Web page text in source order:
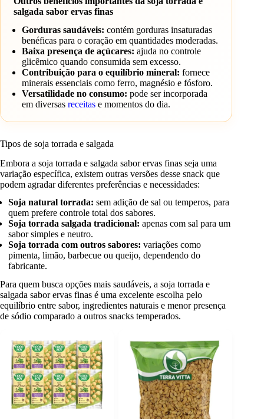
salgada sabor ervas finas
Gorduras saudáveis: contém gorduras insaturadas
benéficas para o coração em quantidades moderadas.
Baixa presença de açúcares: ajuda no controle
glicêmico quando consumida sem excesso.
Contribuição para o equilíbrio mineral: fornece
minerais essenciais como ferro, magnésio e fósforo.
Versatilidade no consumo: pode ser incorporada
em diversasreceitas e momentos do dia.
Tipos de soja torrada e salgada
Embora a soja torrada e salgada sabor ervas finas seja uma
variação específica, existem outras versões desse snack que
podem agradar diferentes preferências e necessidades:
Soja natural torrada: sem adição de sal ou temperos, para
quem prefere controle total dos sabores.
Soja torrada salgada tradicional: apenas com sal para um
sabor simples e neutro.
Soja torrada com outros sabores: variações como
pimenta, limão, barbecue ou queijo, dependendo do
fabricante.
Para quem busca opções mais saudáveis, a soja torrada e
salgada sabor ervas finas é uma excelente escolha pelo
equilíbrio entre sabor, ingredientes naturais e menor presença
de sódio comparado a outros snacks temperados.